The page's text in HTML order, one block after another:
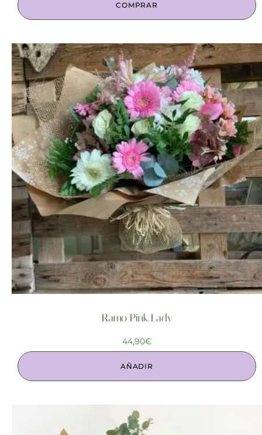
COMPRAR
Ramo Pink Lady
44,90€
AÑADIR